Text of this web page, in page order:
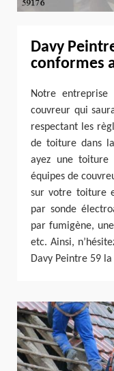
Davy
conformes
Notre
couvreur qui
respectant les
de toiture dans
ayez une
équipes de
sur votre toiture
par sonde
par fumigène,
etc. Ainsi,
Davy Peintre 59